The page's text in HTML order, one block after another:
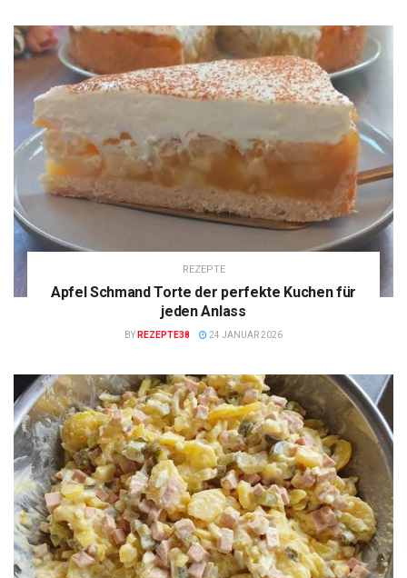
REZEPTE
Apfel Schmand Torte der perfekte Kuchen für
jeden Anlass
BY REZEPTE38 24 JANUAR 2026